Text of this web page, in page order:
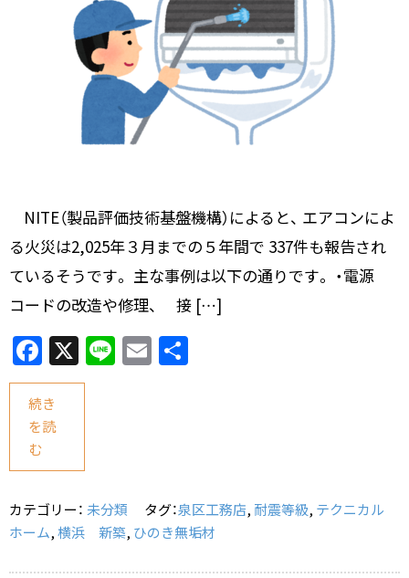
NITE（製品評価技術基盤機構）によると、 エアコンによ
る火災は2,025年３月までの５年間で 337件も報告され
ているそうです。 主な事例は以下の通りです。 ・電源
コードの改造や修理、 接 […]
F
a
c
e
b
o
o
k
X Li
n
E
m
続き
を読
む
カテゴリー： 未分類 タグ：泉区工務店, 耐震等級, テクニカル
ホーム,横浜 新築, ひのき無垢材